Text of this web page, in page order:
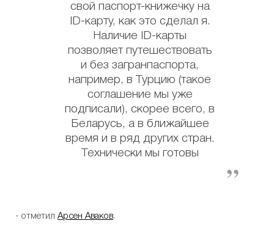
свой паспорт-книжечку на
ID-карту, как это сделал я.
Наличие ID-карты
позволяет путешествовать
и без загранпаспорта,
например, в Турцию (такое
соглашение мы уже
подписали), скорее всего, в
Беларусь, а в ближайшее
время и в ряд других стран.
Технически мы готовы
- отметилАрсен Аваков.